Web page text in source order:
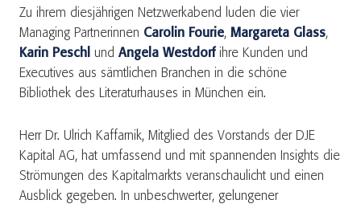
Zu ihrem diesjährigen Netzwerkabend luden die vier
Managing Partnerinnen Carolin Fourie, Margareta Glass,
Karin Peschl und Angela Westdorf ihre Kunden und
Executives aus sämtlichen Branchen in die schöne
Bibliothek des Literaturhauses in München ein.
Herr Dr. Ulrich Kaffarnik, Mitglied des Vorstands der DJE
Kapital AG, hat umfassend und mit spannenden Insights die
Strömungen des Kapitalmarkts veranschaulicht und einen
Ausblick gegeben. In unbeschwerter, gelungener